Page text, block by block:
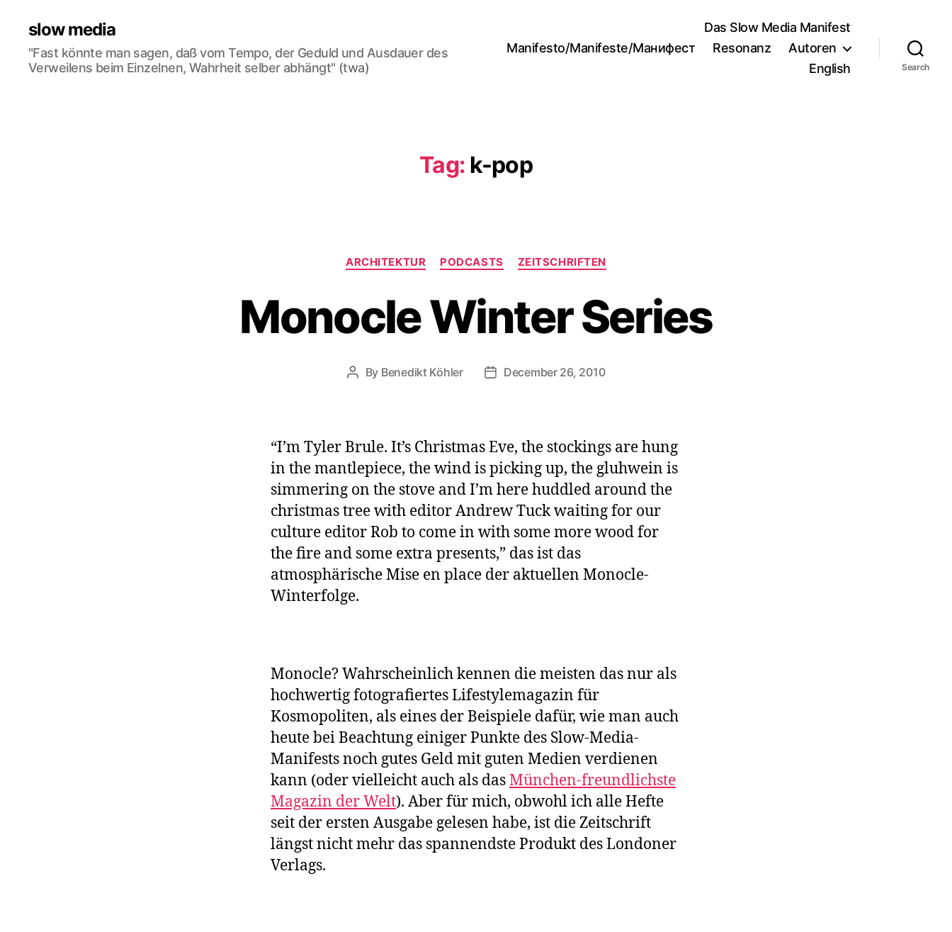
slow media
"Fast könnte man sagen, daß vom Tempo, der Geduld und Ausdauer des
Verweilens beim Einzelnen, Wahrheit selber abhängt" (twa)
Das Slow Media Manifest
Manifesto/Manifeste/Манифест
Resonanz
Autoren
English
Search
Tag: k-pop
Categories
ARCHITEKTUR PODCASTS ZEITSCHRIFTEN
Monocle Winter Series
Post
By Benedikt Köhler
PostDecember 26, 2010
“I’m Tyler Brule. It’s Christmas Eve, the stockings are hung
in the mantlepiece, the wind is picking up, the gluhwein is
simmering on the stove and I’m here huddled around the
christmas tree with editor Andrew Tuck waiting for our
culture editor Rob to come in with some more wood for
the fire and some extra presents,” das ist das
atmosphärische Mise en place der aktuellen Monocle-
Winterfolge.
Monocle? Wahrscheinlich kennen die meisten das nur als
hochwertig fotografiertes Lifestylemagazin für
Kosmopoliten, als eines der Beispiele dafür, wie man auch
heute bei Beachtung einiger Punkte des Slow-Media-
Manifests noch gutes Geld mit guten Medien verdienen
kann (oder vielleicht auch als dasMünchen-freundlichste
Magazin der Welt). Aber für mich, obwohl ich alle Hefte
seit der ersten Ausgabe gelesen habe, ist die Zeitschrift
längst nicht mehr das spannendste Produkt des Londoner
Verlags.